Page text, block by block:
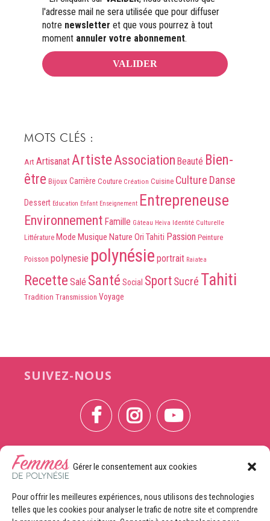
Gérer le consentement aux cookies
Pour offrir les meilleures expériences, nous utilisons des technologies
telles que les cookies pour analyser le trafic de notre site et comprendre
l'adresse mail ne sera utilisée que pour diffuser
notre newsletter et que vous pourrez à tout
moment annuler votre abonnement.
MOTS CLÉS :
Art ArtisanatArtiste Association Beauté Bien-
être Bijoux Carrière Couture Création Cuisine Culture Danse
Dessert Education Enfant Enseignement Entrepreneuse
Environnement Famille Gâteau Heiva Identité Culturelle
Littérature Mode Musique Nature Ori Tahiti Passion Peinture
Poisson polynesie polynésie portrait Raiatea
Recette Salé Santé Social SportSucré Tahiti
Tradition Transmission Voyage
SUIVEZ-NOUS
CONTRIBUTRICE